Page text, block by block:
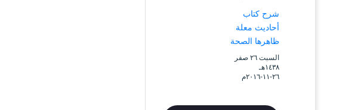
شرح كتاب
أحاديث معلة
ظاهرها الصحة
السبت ۲٦ صفر
۱٤۳۸هـ
۲٦-۱۱-۲۰۱٦م